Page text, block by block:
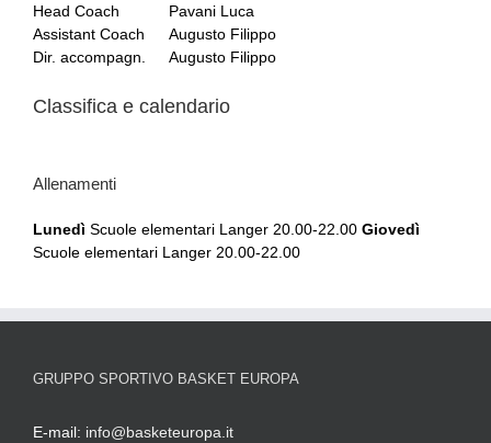
Head Coach
Pavani Luca
Assistant Coach
Augusto Filippo
Dir. accompagn.
Augusto Filippo
Classifica e calendario
Allenamenti
Lunedì Scuole elementari Langer 20.00-22.00 Giovedì
Scuole elementari Langer 20.00-22.00
GRUPPO SPORTIVO BASKET EUROPA
E-mail: info@basketeuropa.it